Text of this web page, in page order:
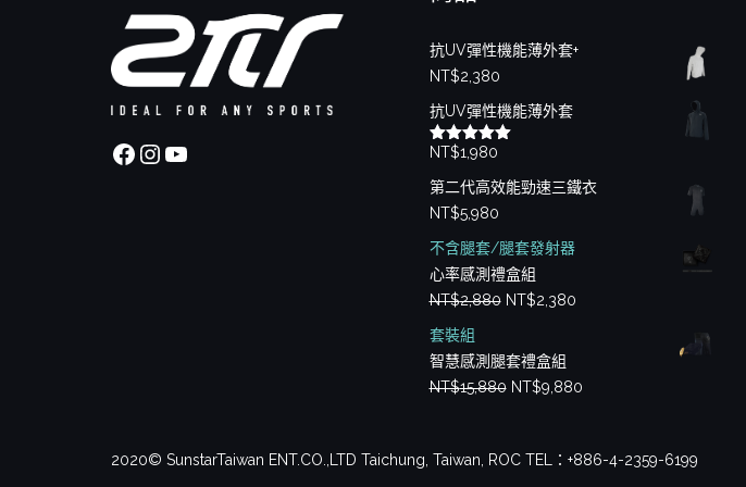
Facebook
Instagram
YouTube
抗UV彈性機能薄外套+
NT$2,380
抗UV彈性機能薄外套
評分5.00
NT$1,980
第二代高效能勁速三鐵衣
NT$5,980
不含腿套/腿套發射器
心率感測禮盒組
NT$2,880 原
價
格：
NT$2,380目
套裝組
智慧感測腿套禮盒組
NT$15,880 原
格：
NT$9,880目
格：
2020© SunstarTaiwan ENT.CO.,LTD Taichung, Taiwan, ROC TEL：+886-4-2359-6199